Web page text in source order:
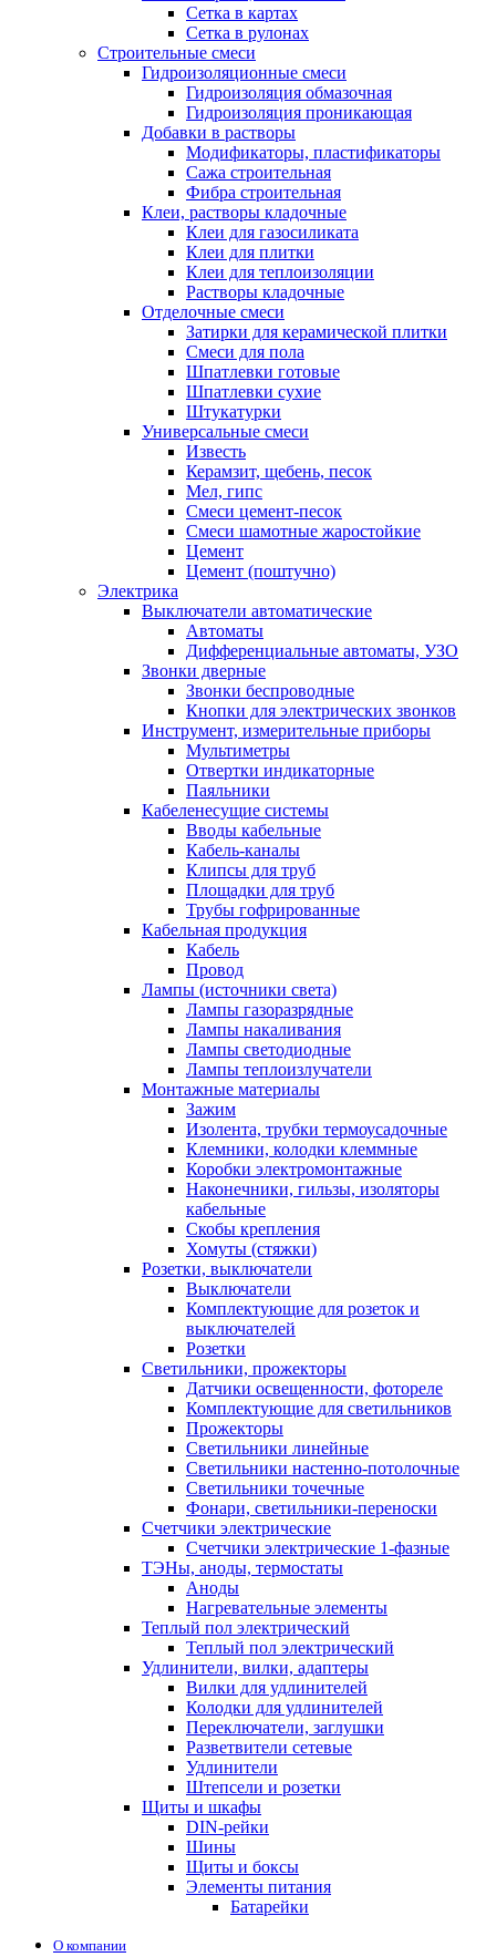
Сетка в картах
Сетка в рулонах
Строительные смеси
Гидроизоляционные смеси
Гидроизоляция обмазочная
Гидроизоляция проникающая
Добавки в растворы
Модификаторы, пластификаторы
Сажа строительная
Фибра строительная
Клеи, растворы кладочные
Клеи для газосиликата
Клеи для плитки
Клеи для теплоизоляции
Растворы кладочные
Отделочные смеси
Затирки для керамической плитки
Смеси для пола
Шпатлевки готовые
Шпатлевки сухие
Штукатурки
Универсальные смеси
Известь
Керамзит, щебень, песок
Мел, гипс
Смеси цемент-песок
Смеси шамотные жаростойкие
Цемент
Цемент (поштучно)
Электрика
Выключатели автоматические
Автоматы
Дифференциальные автоматы, УЗО
Звонки дверные
Звонки беспроводные
Кнопки для электрических звонков
Инструмент, измерительные приборы
Мультиметры
Отвертки индикаторные
Паяльники
Кабеленесущие системы
Вводы кабельные
Кабель-каналы
Клипсы для труб
Площадки для труб
Трубы гофрированные
Кабельная продукция
Кабель
Провод
Лампы (источники света)
Лампы газоразрядные
Лампы накаливания
Лампы светодиодные
Лампы теплоизлучатели
Монтажные материалы
Зажим
Изолента, трубки термоусадочные
Клемники, колодки клеммные
Коробки электромонтажные
Наконечники, гильзы, изоляторы
кабельные
Скобы крепления
Хомуты (стяжки)
Розетки, выключатели
Выключатели
Комплектующие для розеток и
выключателей
Розетки
Светильники, прожекторы
Датчики освещенности, фотореле
Комплектующие для светильников
Прожекторы
Светильники линейные
Светильники настенно-потолочные
Светильники точечные
Фонари, светильники-переноски
Счетчики электрические
Счетчики электрические 1-фазные
ТЭНы, аноды, термостаты
Аноды
Нагревательные элементы
Теплый пол электрический
Теплый пол электрический
Удлинители, вилки, адаптеры
Вилки для удлинителей
Колодки для удлинителей
Переключатели, заглушки
Разветвители сетевые
Удлинители
Штепсели и розетки
Щиты и шкафы
DIN-рейки
Шины
Щиты и боксы
Элементы питания
Батарейки
О компании